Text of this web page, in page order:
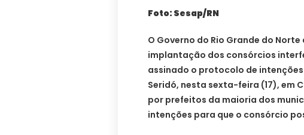
Foto: Sesap/RN
O Governo do Rio Grande do
implantação dos consórcios
assinado o protocolo de
Seridó, nesta sexta-feira (17), em
por prefeitos da maioria dos
intenções para que o consórcio